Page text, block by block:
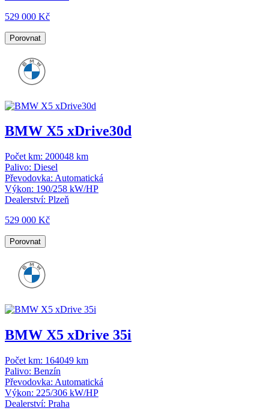
529 000 Kč
Porovnat
BMW X5 xDrive30d
Počet km: 200048 km
Palivo: Diesel
Převodovka: Automatická
Výkon: 190/258 kW/HP
Dealerství: Plzeň
529 000 Kč
Porovnat
BMW X5 xDrive 35i
Počet km: 164049 km
Palivo: Benzín
Převodovka: Automatická
Výkon: 225/306 kW/HP
Dealerství: Praha